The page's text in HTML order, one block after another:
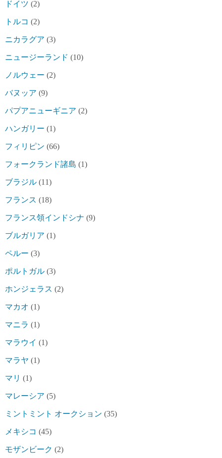
ドイツ (2)
トルコ (2)
ニカラグア (3)
ニュージーランド (10)
ノルウェー (2)
バヌッア (9)
パプアニューギニア (2)
ハンガリー (1)
フィリピン (66)
フォークランド諸島 (1)
ブラジル (11)
フランス (18)
フランス領インドシナ (9)
ブルガリア (1)
ペルー (3)
ポルトガル (3)
ホンジェラス (2)
マカオ (1)
マニラ (1)
マラウイ (1)
マラヤ (1)
マリ (1)
マレーシア (5)
ミントミント オークション (35)
メキシコ (45)
モザンビーク (2)